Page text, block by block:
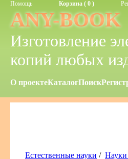
Помощь Корзина ( 0 )
ANY-BOOK
Изготовление
копий любых
О проектеКаталогПоиск
Естественные науки / Науки